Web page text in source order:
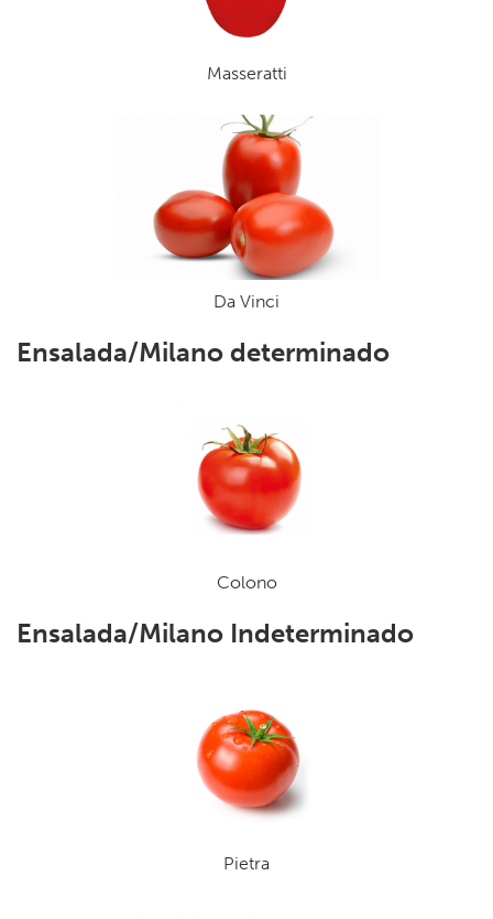
Masseratti
Da Vinci
Ensalada/Milano determinado
Colono
Ensalada/Milano Indeterminado
Pietra